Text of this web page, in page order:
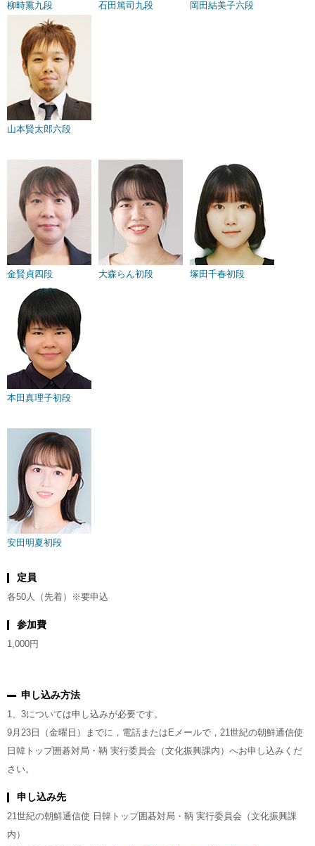
柳時熏九段 石田篤司九段 岡田結美子六段
山本賢太郎六段
金賢貞四段 大森らん初段 塚田千春初段
本田真理子初段
安田明夏初段
定員
各50人（先着）※要申込
参加費
1,000円
申し込み方法
1、3については申し込みが必要です。
9月23日（金曜日）までに，電話またはEメールで，21世紀の朝鮮通信使
日韓トップ囲碁対局・鞆 実行委員会（文化振興課内）へお申し込みくだ
さい。
申し込み先
21世紀の朝鮮通信使 日韓トップ囲碁対局・鞆 実行委員会（文化振興課
内）